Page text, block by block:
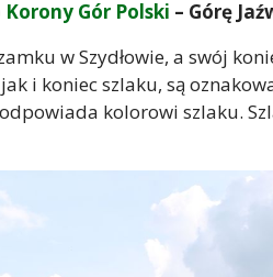
Korony Gór Polski – Górę
w Szydłowie, a swój
i koniec szlaku, są
kolorowi szlaku.